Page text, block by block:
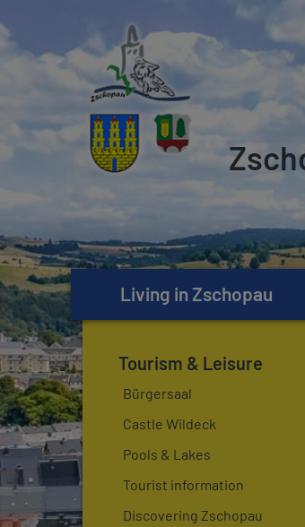
Living in Zschopau
Tourism & Leisure
Bürgersaal
Castle Wildeck
Pools & Lakes
Tourist information
Discovering Zschopau